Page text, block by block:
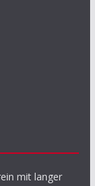
mit langer